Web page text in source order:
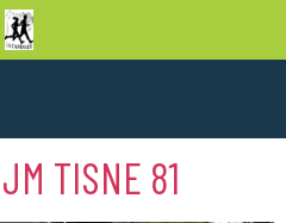
TISNE 81